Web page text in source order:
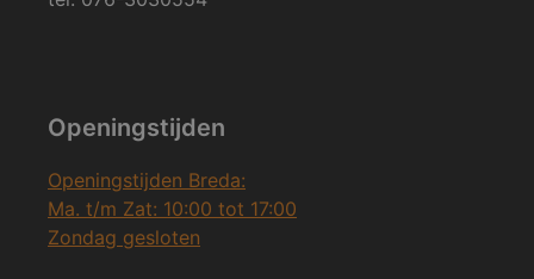
Openingstijden
Openingstijden Breda:
Ma. t/m Zat: 10:00 tot 17:00
Zondag gesloten